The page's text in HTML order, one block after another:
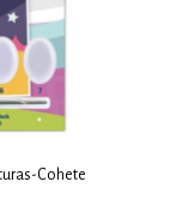
Cohete